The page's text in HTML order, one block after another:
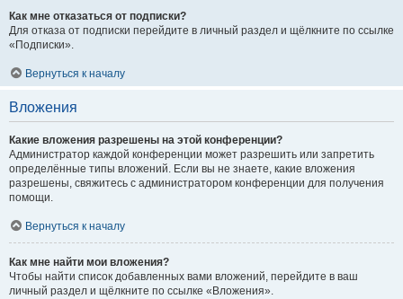
Как мне отказаться от подписки?
Для отказа от подписки перейдите в личный раздел и щёлкните по ссылке
«Подписки».
Вернуться к началу
Вложения
Какие вложения разрешены на этой конференции?
Администратор каждой конференции может разрешить или запретить
определённые типы вложений. Если вы не знаете, какие вложения
разрешены, свяжитесь с администратором конференции для получения
помощи.
Вернуться к началу
Как мне найти мои вложения?
Чтобы найти список добавленных вами вложений, перейдите в ваш
личный раздел и щёлкните по ссылке «Вложения».